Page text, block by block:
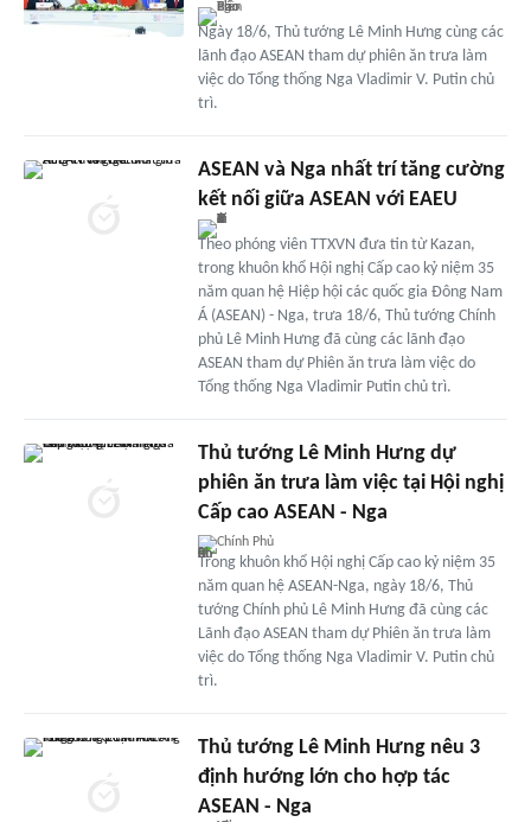
Ngày 18/6, Thủ tướng Lê Minh Hưng cùng các
lãnh đạo ASEAN tham dự phiên ăn trưa làm
việc do Tổng thống Nga Vladimir V. Putin chủ
trì.
ASEAN và Nga nhất trí tăng cường
kết nối giữa ASEAN với EAEU
Theo phóng viên TTXVN đưa tin từ Kazan,
trong khuôn khổ Hội nghị Cấp cao kỷ niệm 35
năm quan hệ Hiệp hội các quốc gia Đông Nam
Á (ASEAN) - Nga, trưa 18/6, Thủ tướng Chính
phủ Lê Minh Hưng đã cùng các lãnh đạo
ASEAN tham dự Phiên ăn trưa làm việc do
Tổng thống Nga Vladimir Putin chủ trì.
Thủ tướng Lê Minh Hưng dự
phiên ăn trưa làm việc tại Hội nghị
Cấp cao ASEAN - Nga
Chính Phủ
Trong khuôn khổ Hội nghị Cấp cao kỷ niệm 35
năm quan hệ ASEAN-Nga, ngày 18/6, Thủ
tướng Chính phủ Lê Minh Hưng đã cùng các
Lãnh đạo ASEAN tham dự Phiên ăn trưa làm
việc do Tổng thống Nga Vladimir V. Putin chủ
trì.
Thủ tướng Lê Minh Hưng nêu 3
định hướng lớn cho hợp tác
ASEAN - Nga